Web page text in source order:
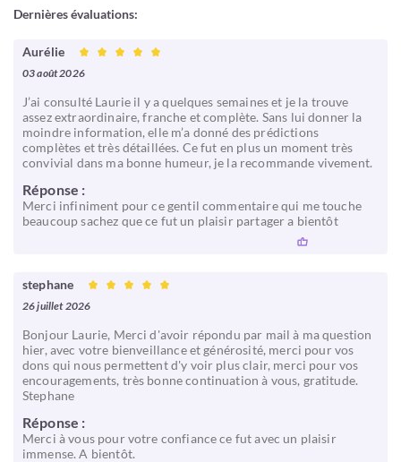
Dernières évaluations:
Aurélie
03 août 2026
J’ai consulté Laurie il y a quelques semaines et je la trouve
assez extraordinaire, franche et complète. Sans lui donner la
moindre information, elle m’a donné des prédictions
complètes et très détaillées. Ce fut en plus un moment très
convivial dans ma bonne humeur, je la recommande vivement.
Réponse :
Merci infiniment pour ce gentil commentaire qui me touche
beaucoup sachez que ce fut un plaisir partager a bientôt
stephane
26 juillet 2026
Bonjour Laurie, Merci d'avoir répondu par mail à ma question
hier, avec votre bienveillance et générosité, merci pour vos
dons qui nous permettent d'y voir plus clair, merci pour vos
encouragements, très bonne continuation à vous, gratitude.
Stephane
Réponse :
Merci à vous pour votre confiance ce fut avec un plaisir
immense. A bientôt.